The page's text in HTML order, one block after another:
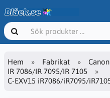
Hem Fabrikat Canon
IR 7086/IR 7095/IR 7105
C-EXV15 iR7086/iR7095/